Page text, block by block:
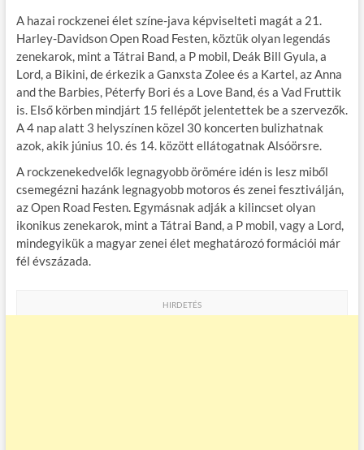
e
b
o
o
k
itt
er
ail m
bl
r
er
es
t
za
m
e
g
A hazai rockzenei élet színe-java képviselteti magát a 21.
Harley-Davidson Open Road Festen, köztük olyan legendás
zenekarok, mint a Tátrai Band, a P mobil, Deák Bill Gyula, a
Lord, a Bikini, de érkezik a Ganxsta Zolee és a Kartel, az Anna
and the Barbies, Péterfy Bori és a Love Band, és a Vad Fruttik
is. Első körben mindjárt 15 fellépőt jelentettek be a szervezők.
A 4 nap alatt 3 helyszínen közel 30 koncerten bulizhatnak
azok, akik június 10. és 14. között ellátogatnak Alsóörsre.
A rockzenekedvelők legnagyobb örömére idén is lesz miből
csemegézni hazánk legnagyobb motoros és zenei fesztiválján,
az Open Road Festen. Egymásnak adják a kilincset olyan
ikonikus zenekarok, mint a Tátrai Band, a P mobil, vagy a Lord,
mindegyikük a magyar zenei élet meghatározó formációi már
fél évszázada.
HIRDETÉS